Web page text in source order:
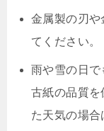
金属製の刃や
てください。
雨や雪の日で
古紙の品質
た天気の場